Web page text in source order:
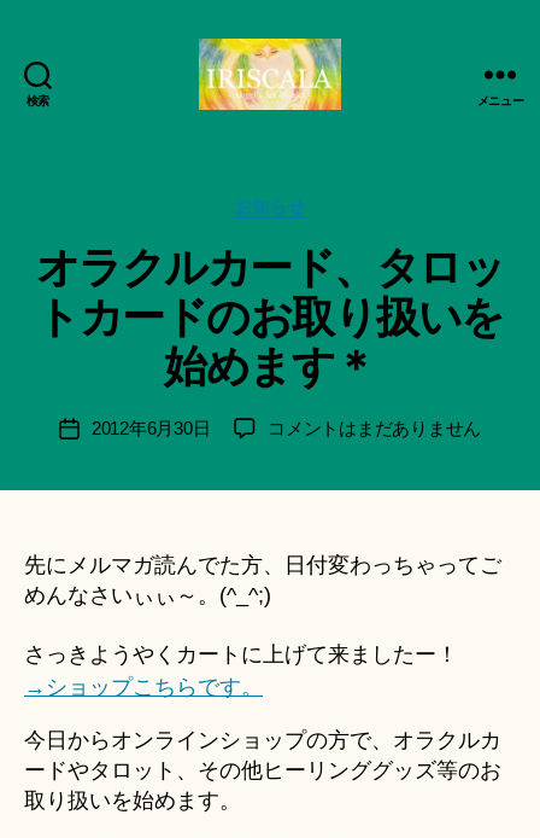
検索
日
記
録・
作
品
IRISCALA
メニュー
カ
ー
お知らせ
オラクルカード、タロッ
トカードのお取り扱いを
始めます＊
投
:
智
日
月
＊
a
ts
＊
投
2012年6月30日
オ
ド、
タ
ロ
ッ
ー
ド
コメントはまだありません
先にメルマガ読んでた方、日付変わっちゃってご
めんなさいぃぃ～。(^_^;)
さっきようやくカートに上げて来ましたー！
→ショップこちらです。
今日からオンラインショップの方で、オラクルカ
ードやタロット、その他ヒーリンググッズ等のお
取り扱いを始めます。